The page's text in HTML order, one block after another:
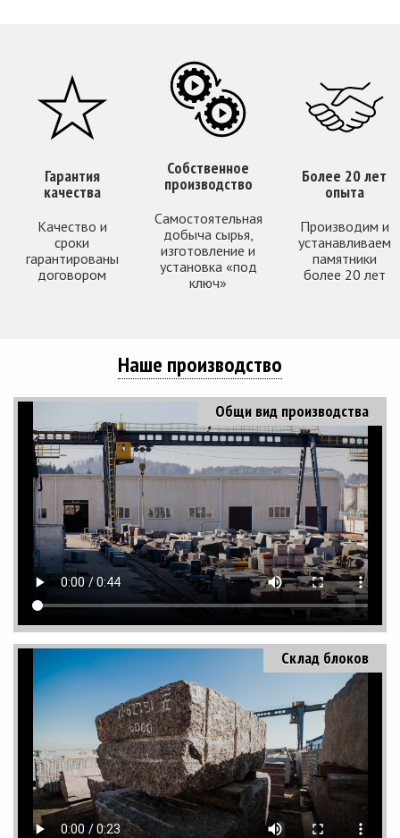
Гарантия
качества
Качество и
сроки
гарантированы
договором
Собственное
производство
Самостоятельная
добыча сырья,
изготовление и
установка «под
ключ»
Более 20 лет
опыта
Производим и
устанавливаем
памятники
более 20 лет
Наше производство
Общи вид производства
Склад блоков